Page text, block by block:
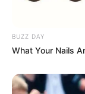
9. Kalau kamu
yang senada
BUZZ DAY
What Your Nails